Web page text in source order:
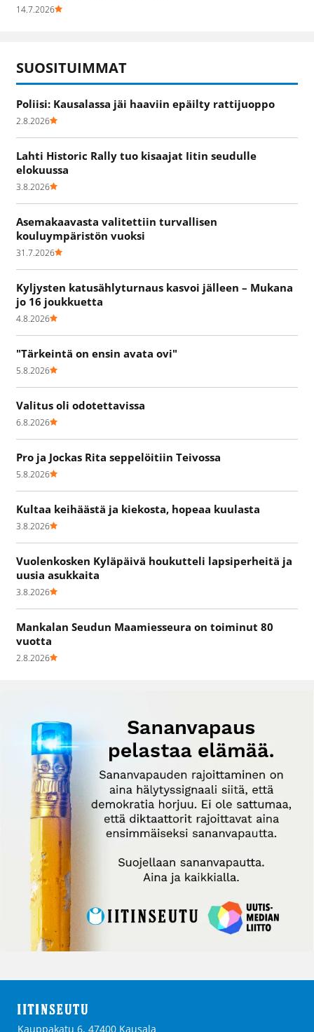
14.7.2026
SUOSITUIMMAT
Poliisi: Kausalassa jäi haaviin epäilty rattijuoppo
2.8.2026
Lahti Historic Rally tuo kisaajat Iitin seudulle
elokuussa
3.8.2026
Asemakaavasta valitettiin turvallisen
kouluympäristön vuoksi
31.7.2026
Kyljysten katusählyturnaus kasvoi jälleen – Mukana
jo 16 joukkuetta
4.8.2026
"Tärkeintä on ensin avata ovi"
5.8.2026
Valitus oli odotettavissa
6.8.2026
Pro ja Jockas Rita seppelöitiin Teivossa
5.8.2026
Kultaa keihäästä ja kiekosta, hopeaa kuulasta
3.8.2026
Vuolenkosken Kyläpäivä houkutteli lapsiperheitä ja
uusia asukkaita
3.8.2026
Mankalan Seudun Maamiesseura on toiminut 80
vuotta
2.8.2026
Kauppakatu 6, 47400 Kausala